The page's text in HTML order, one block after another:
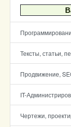
Тексты, статьи,
Продвижение,
IT-
Чертежи,